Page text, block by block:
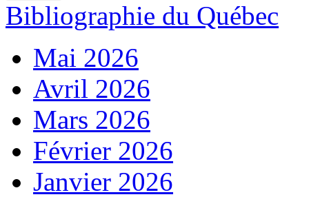
Bibliographie du Québec
Mai 2026
Avril 2026
Mars 2026
Février 2026
Janvier 2026